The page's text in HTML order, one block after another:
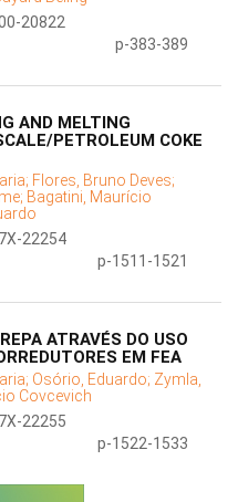
20822
p-383-389
AND MELTING
PETROLEUM COKE
Flores, Bruno Deves;
Bagatini, Maurício
22254
p-1511-1521
ATRAVÉS DO USO
EM FEA
Osório, Eduardo; Zymla,
Covcevich
22255
p-1522-1533